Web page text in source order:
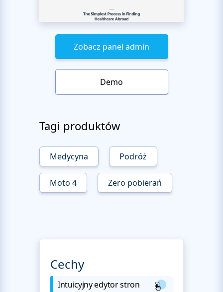
Zobacz panel admin
Demo
Tagi produktów
Medycyna Podróż
Moto 4 Zero pobierań
Cechy
Intuicyjny edytor stron